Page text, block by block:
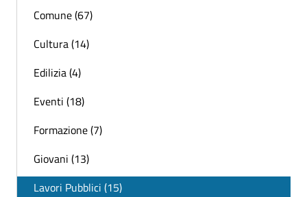
Comune (67)
Cultura (14)
Edilizia (4)
Eventi (18)
Formazione (7)
Giovani (13)
Lavori Pubblici (15)